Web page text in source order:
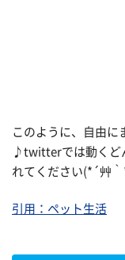
このように、自由に
♪twitterでは動くど
れてください(*´艸
引用：ペット生活